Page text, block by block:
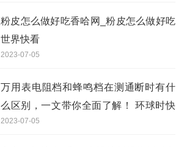
粉皮怎么做好吃香哈网_粉皮怎么做好吃
世界快看
2023-07-05
万用表电阻档和蜂鸣档在测通断时有什
么区别，一文带你全面了解！ 环球时快
讯
2023-07-05